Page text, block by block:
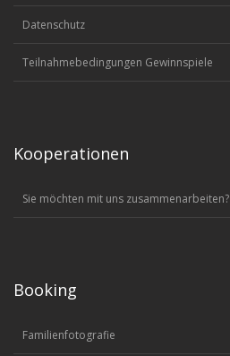
Datenschutz
Teilnahmebedingungen Gewinnspiele
Kooperationen
Sie möchten mit uns zusammenarbeiten?
Booking
Familienfotografie